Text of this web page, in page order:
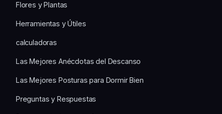
Flores y Plantas
Herramientas y Útiles
calculadoras
Las Mejores Anécdotas del Descanso
Las Mejores Posturas para Dormir Bien
Preguntas y Respuestas